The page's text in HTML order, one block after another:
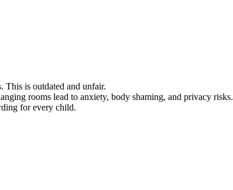
This is outdated and unfair.
rooms lead to anxiety, body shaming, and privacy risks.
for every child.